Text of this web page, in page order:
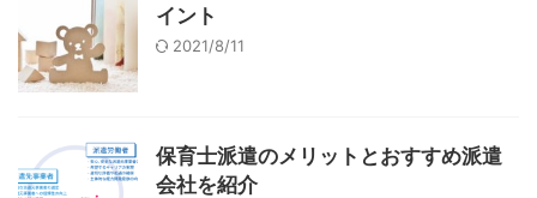
イント
2021/8/11
保育士派遣のメリットとおすすめ派遣
会社を紹介